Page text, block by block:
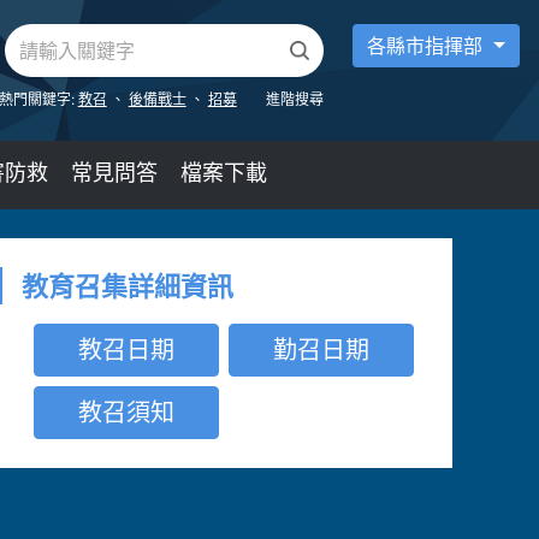
門關鍵字: 教召 、 後備戰士、 招募 進階搜尋
各縣市指揮部
救 常見問答 檔案下載
教育召集詳細資訊
教召日期
教召須知
勤召日期